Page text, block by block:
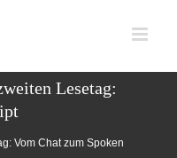
Lesetag:
Vom Chat zum Spoken